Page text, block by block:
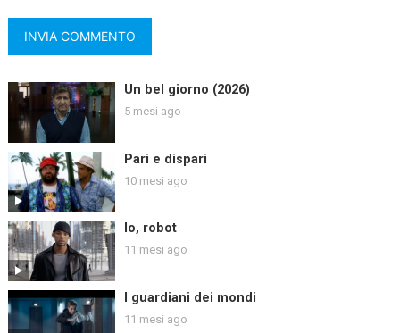
Un bel giorno (2026)
5 mesi ago
Pari e dispari
10 mesi ago
Io, robot
11 mesi ago
I guardiani dei mondi
11 mesi ago